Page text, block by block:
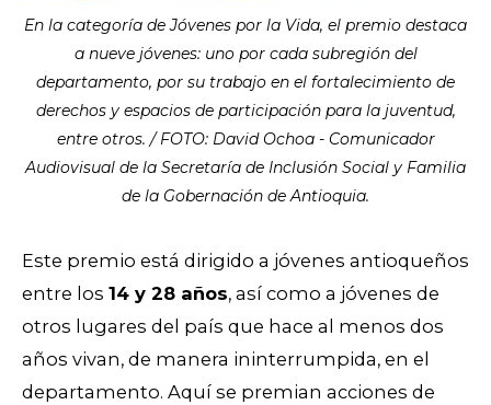
En la categoría de Jóvenes por la Vida, el premio destaca
a nueve jóvenes: uno por cada subregión del
departamento, por su trabajo en el fortalecimiento de
derechos y espacios de participación para la juventud,
entre otros. / FOTO: David Ochoa - Comunicador
Audiovisual de la Secretaría de Inclusión Social y Familia
de la Gobernación de Antioquia.
Este premio está dirigido a jóvenes antioqueños
entre los 14 y 28 años, así como a jóvenes de
otros lugares del país que hace al menos dos
años vivan, de manera ininterrumpida, en el
departamento. Aquí se premian acciones de